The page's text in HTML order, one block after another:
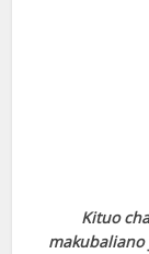
Kituo
makubaliano